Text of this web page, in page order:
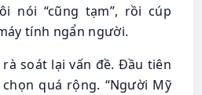
nói “cũng tạm”, rồi cúp
tính ngẩn người.
soát lại vấn đề. Đầu tiên
quá rộng. “Người Mỹ